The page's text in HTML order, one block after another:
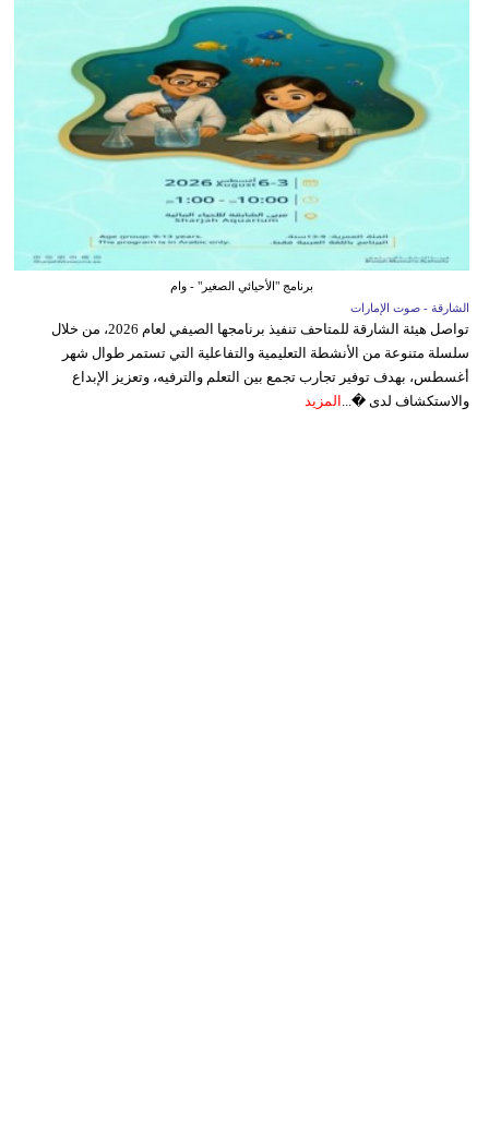
برنامج "الأحيائي الصغير" - وام
الشارقة - صوت الإمارات
تواصل هيئة الشارقة للمتاحف تنفيذ برنامجها الصيفي لعام 2026، من خلال
سلسلة متنوعة من الأنشطة التعليمية والتفاعلية التي تستمر طوال شهر
أغسطس، بهدف توفير تجارب تجمع بين التعلم والترفيه، وتعزيز الإبداع
والاستكشاف لدى �... المزيد